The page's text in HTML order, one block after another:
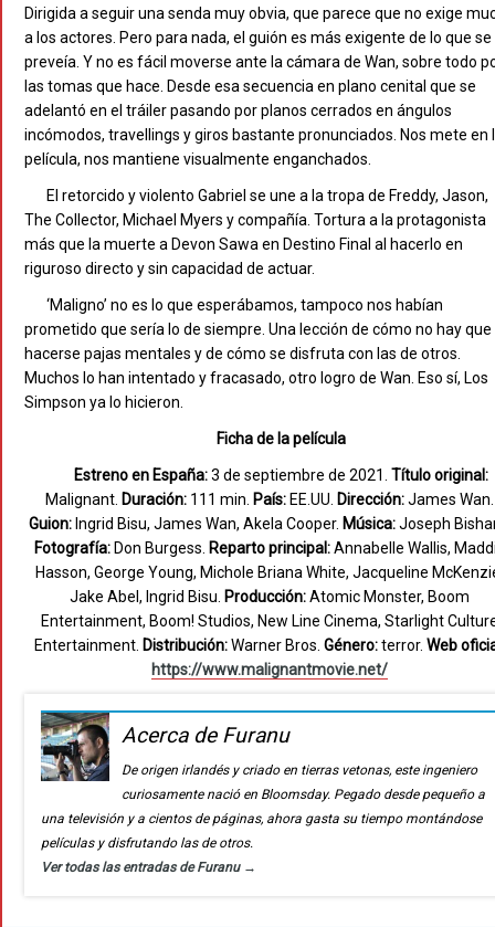
Dirigida a seguir una senda muy obvia, que parece que no exige
a los actores. Pero para nada, el guión es más exigente de lo que se
preveía. Y no es fácil moverse ante la cámara de Wan, sobre todo
las tomas que hace. Desde esa secuencia en plano cenital que se
adelantó en el tráiler pasando por planos cerrados en ángulos
incómodos, travellings y giros bastante pronunciados. Nos mete en
película, nos mantiene visualmente enganchados.
El retorcido y violento Gabriel se une a la tropa de Freddy, Jason,
The Collector, Michael Myers y compañía. Tortura a la protagonista
más que la muerte a Devon Sawa en Destino Final al hacerlo en
riguroso directo y sin capacidad de actuar.
‘Maligno’ no es lo que esperábamos, tampoco nos habían
prometido que sería lo de siempre. Una lección de cómo no hay que
hacerse pajas mentales y de cómo se disfruta con las de otros.
Muchos lo han intentado y fracasado, otro logro de Wan. Eso sí, Los
Simpson ya lo hicieron.
Ficha de la película
Estreno en España:3 de septiembre de 2021. Título original:
Malignant. Duración: 111 min. País: EE.UU. Dirección:James Wan.
Guion: Ingrid Bisu, James Wan, Akela Cooper. Música:Joseph
Fotografía:Don Burgess. Reparto principal:Annabelle Wallis,
Hasson, George Young, Michole Briana White, Jacqueline
Jake Abel, Ingrid Bisu. Producción:Atomic Monster, Boom
Entertainment, Boom! Studios, New Line Cinema, Starlight
Entertainment. Distribución:Warner Bros. Género:terror. Web
https://www.malignantmovie.net/
Acerca de Furanu
De origen irlandés y criado en tierras vetonas, este ingeniero
curiosamente nació en Bloomsday. Pegado desde pequeño a
una televisión y a cientos de páginas, ahora gasta su tiempo montándose
películas y disfrutando las de otros.
Ver todas las entradas de Furanu →